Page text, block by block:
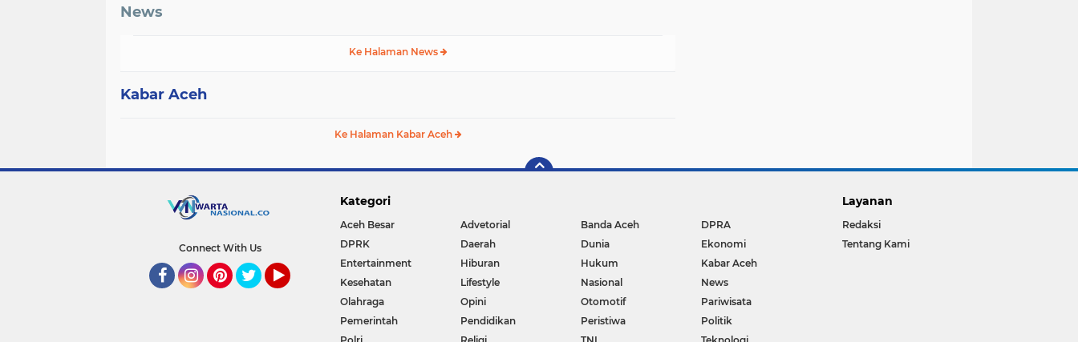
News
Ke Halaman News
Kabar Aceh
Ke Halaman Kabar Aceh
Connect With Us
Kategori
Aceh Besar Advetorial Banda Aceh
DPRA
DPRK
Daerah Dunia
Ekonomi
Entertainment
Hiburan Hukum
Kabar Aceh
Kesehatan
Lifestyle Nasional
News
Olahraga
Opini Otomotif
Pariwisata
Pemerintah
Pendidikan Peristiwa
Politik
Polri
Religi TNI Teknologi
Layanan
Redaksi
Tentang Kami